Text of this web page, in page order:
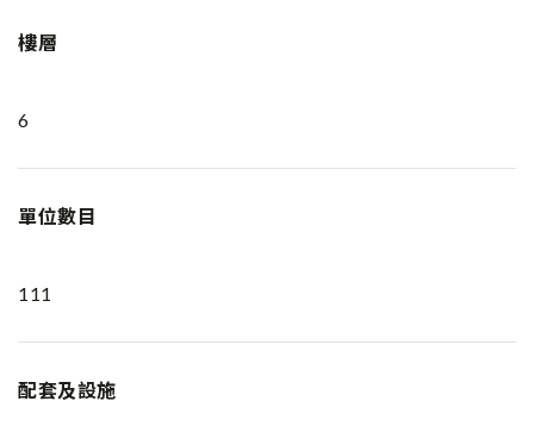
樓層
6
單位數目
111
配套及設施